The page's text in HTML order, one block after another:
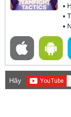
▪
▪
▪
Hãy